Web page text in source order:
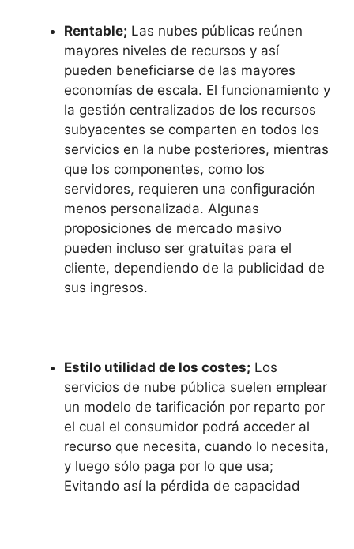
Rentable; Las nubes públicas reúnen
mayores niveles de recursos y así
pueden beneficiarse de las mayores
economías de escala. El funcionamiento y
la gestión centralizados de los recursos
subyacentes se comparten en todos los
servicios en la nube posteriores, mientras
que los componentes, como los
servidores, requieren una configuración
menos personalizada. Algunas
proposiciones de mercado masivo
pueden incluso ser gratuitas para el
cliente, dependiendo de la publicidad de
sus ingresos.
Estilo utilidad de los costes; Los
servicios de nube pública suelen emplear
un modelo de tarificación por reparto por
el cual el consumidor podrá acceder al
recurso que necesita, cuando lo necesita,
y luego sólo paga por lo que usa;
Evitando así la pérdida de capacidad